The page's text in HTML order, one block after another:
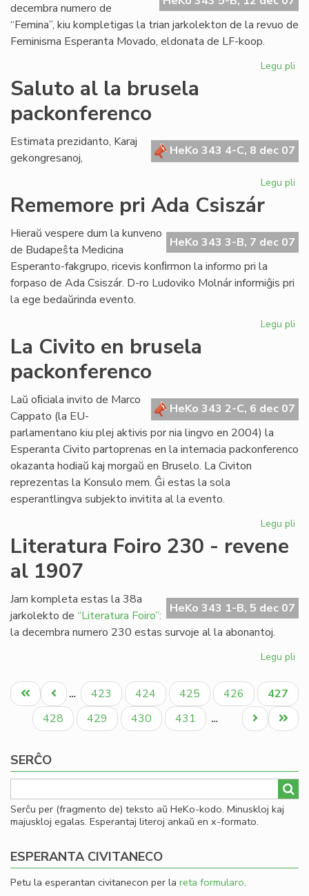
decembra numero de
“Femina”, kiu kompletigas la trian jarkolekton de la revuo de
Feminisma Esperanta Movado, eldonata de LF-koop.
Legu pli
de
Saluto al la brusela
packonferenco
HeKo 343 4-C, 8 dec 07
Estimata prezidanto, Karaj
gekongresanoj,
Legu pli
Rememore pri Ada Csiszár
HeKo 343 3-B, 7 dec 07
Hieraŭ vespere dum la kunveno
de Budapeŝta Medicina
Esperanto-fakgrupo, ricevis konﬁrmon la informo pri la
forpaso de Ada Csiszár. D-ro Ludoviko Molnár informiĝis pri
la ege bedaŭrinda evento.
Legu pli
La Civito en brusela
packonferenco
HeKo 343 2-C, 6 dec 07
Laŭ oﬁciala invito de Marco
Cappato (la EU-
parlamentano kiu plej aktivis por nia lingvo en 2004) la
Esperanta Civito partoprenas en la internacia packonferenco
okazanta hodiaŭ kaj morgaŭ en Bruselo. La Civiton
reprezentas la Konsulo mem. Ĝi estas la sola
esperantlingva subjekto invitita al la evento.
Legu pli
Literatura Foiro 230 - revene
al 1907
HeKo 343 1-B, 5 dec 07
Jam kompleta estas la 38a
jarkolekto de “Literatura Foiro”:
la decembra numero 230 estas survoje al la abonantoj.
Legu pli
-
Pagination
Unua
paĝo
Antaŭa
paĝo
… Paĝo
423 Paĝo
424 Paĝo
425 Paĝo
426
Aktuala
paĝo
427
Paĝo
428 Paĝo
429 Paĝo
430 Paĝo
431 …
Last
page
Next
page
SERĈO
Serĉu per (fragmento de) teksto aŭ HeKo-kodo. Minuskloj kaj
majuskloj egalas. Esperantaj literoj ankaŭ en x-formato.
ESPERANTA CIVITANECO
Petu la esperantan civitanecon per la reta formularo.